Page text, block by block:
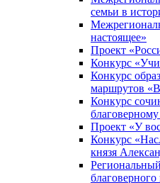
семьи в
настоящее»
Проект
Конкурс
Конкурс
маршрутов
Конкурс
Проект «У
Конкурс
князя